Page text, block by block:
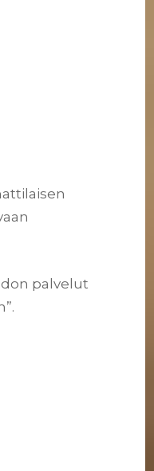
palvelut